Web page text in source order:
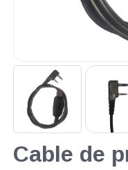
Cable de